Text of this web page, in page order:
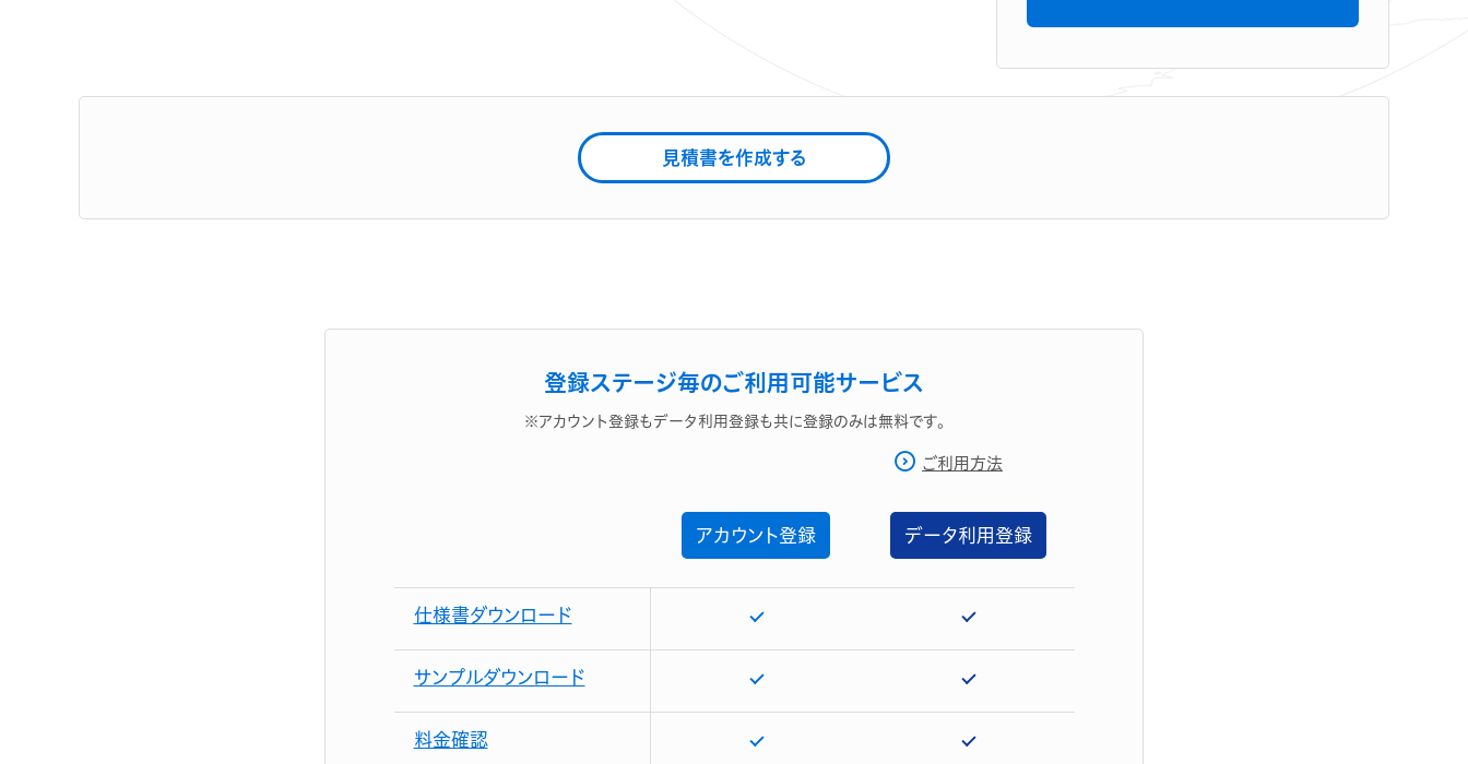
見積書を作成する
登録ステージ毎のご利用可能サービス
※アカウント登録もデータ利用登録も共に登録のみは無料です。
ご利用方法
アカウント登録 データ利用登録
仕様書ダウンロード
サンプルダウンロード
料金確認